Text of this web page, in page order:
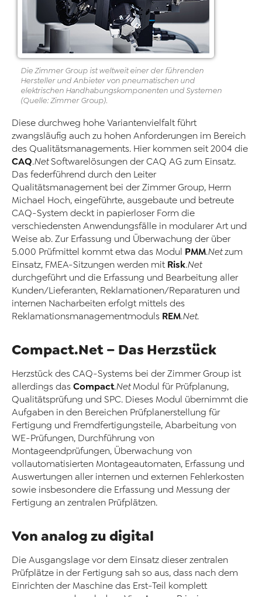
Die Zimmer Group ist weltweit einer der führenden
Hersteller und Anbieter von pneumatischen und
elektrischen Handhabungskomponenten und Systemen
(Quelle: Zimmer Group).
Diese durchweg hohe Variantenvielfalt führt
zwangsläufig auch zu hohen Anforderungen im Bereich
des Qualitätsmanagements. Hier kommen seit 2004 die
CAQ.NetSoftwarelösungen der CAQ AG zum Einsatz.
Das federführend durch den Leiter
Qualitätsmanagement bei der Zimmer Group, Herrn
Michael Hoch, eingeführte, ausgebaute und betreute
CAQ-System deckt in papierloser Form die
verschiedensten Anwendungsfälle in modularer Art und
Weise ab. Zur Erfassung und Überwachung der über
5.000 Prüfmittel kommt etwa das Modul PMM.Netzum
Einsatz, FMEA-Sitzungen werden mit Risk.Net
durchgeführt und die Erfassung und Bearbeitung aller
Kunden/Lieferanten, Reklamationen/Reparaturen und
internen Nacharbeiten erfolgt mittels des
Reklamationsmanagementmoduls REM.Net.
Compact.Net – Das Herzstück
Herzstück des CAQ-Systems bei der Zimmer Group ist
allerdings das Compact.NetModul für Prüfplanung,
Qualitätsprüfung und SPC. Dieses Modul übernimmt die
Aufgaben in den Bereichen Prüfplanerstellung für
Fertigung und Fremdfertigungsteile, Abarbeitung von
WE-Prüfungen, Durchführung von
Montageendprüfungen, Überwachung von
vollautomatisierten Montageautomaten, Erfassung und
Auswertungen aller internen und externen Fehlerkosten
sowie insbesondere die Erfassung und Messung der
Fertigung an zentralen Prüfplätzen.
Von analog zu digital
Die Ausgangslage vor dem Einsatz dieser zentralen
Prüfplätze in der Fertigung sah so aus, dass nach dem
Einrichten der Maschine das Erst-Teil komplett